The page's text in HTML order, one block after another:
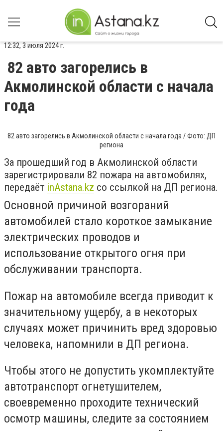
12:32, 3 июля 2024 г.
82 авто загорелись в
Акмолинской области с начала
года
82 авто загорелись в Акмолинской области с начала года / Фото: ДП
региона
За прошедший год в Акмолинской области
зарегистрировали 82 пожара на автомобилях,
передаёт inАstana.kz со ссылкой на ДП региона.
Основной причиной возгораний
автомобилей стало короткое замыкание
электрических проводов и
использование открытого огня при
обслуживании транспорта.
Пожар на автомобиле всегда приводит к
значительному ущербу, а в некоторых
случаях может причинить вред здоровью
человека, напомнили в ДП региона.
Чтобы этого не допустить укомплектуйте
автотранспорт огнетушителем,
своевременно проходите технический
осмотр машины, следите за состоянием